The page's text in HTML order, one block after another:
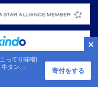
ってり味噌)
タン
寄付をする
Co., Ltd